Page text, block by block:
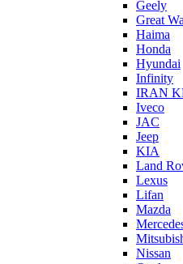
Geely
Great
Haima
Honda
Hyundai
Infinity
IRAN
Iveco
JAC
Jeep
KIA
Land
Lexus
Lifan
Mazda
Nissan